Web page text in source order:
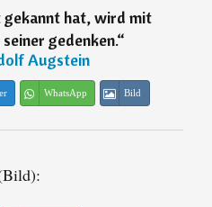
gekannt hat, wird mit
gedenken.“
Augstein
WhatsApp Bild